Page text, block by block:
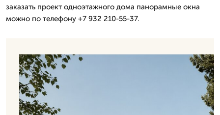
заказать проект одноэтажного дома панорамные окна
можно по телефону +7 932 210-55-37.